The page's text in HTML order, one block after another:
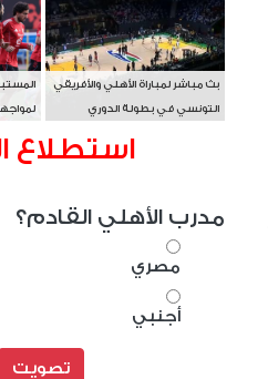
بث مباشر لمباراة الأهلي والأفريقي
التونسي في بطولة الدوري
استطلاع
مدرب الأهلي القادم؟
مصري
أجنبي
تصويت